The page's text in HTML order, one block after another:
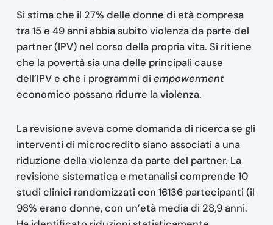
Si stima che il 27% delle donne di età compresa
tra 15 e 49 anni abbia subito violenza da parte del
partner (IPV) nel corso della propria vita. Si ritiene
che la povertà sia una delle principali cause
dell’IPV e che i programmi di empowerment
economico possano ridurre la violenza.
La revisione aveva come domanda di ricerca se gli
interventi di microcredito siano associati a una
riduzione della violenza da parte del partner. La
revisione sistematica e metanalisi comprende 10
studi clinici randomizzati con 16136 partecipanti (il
98% erano donne, con un’età media di 28,9 anni.